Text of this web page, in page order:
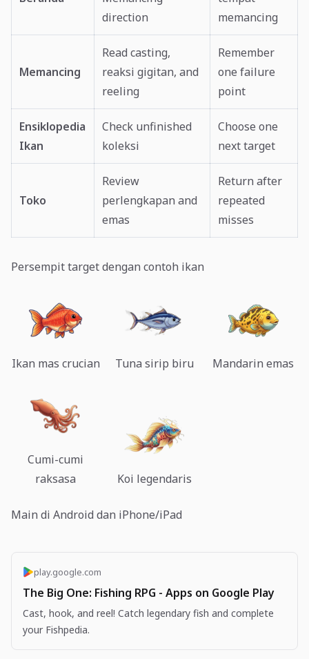
direction
memancing
Memancing
Read casting,
reaksi gigitan, and
reeling
Remember
one failure
point
Ensiklopedia
Ikan
Check unfinished
koleksi
Choose one
next target
Toko
Review
perlengkapan and
emas
Return after
repeated
misses
Persempit target dengan contoh ikan
Ikan mas crucian Tuna sirip biru Mandarin emas
Cumi-cumi
raksasa
Koi legendaris
Main di Android dan iPhone/iPad
play.google.com
The Big One: Fishing RPG - Apps on Google Play
Cast, hook, and reel! Catch legendary fish and complete
your Fishpedia.